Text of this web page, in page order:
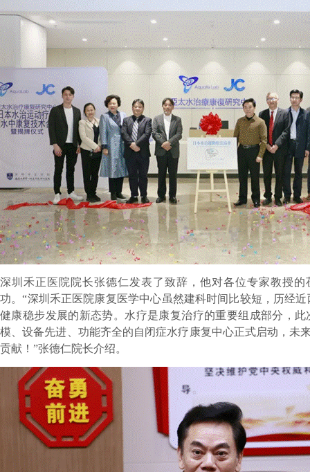
深圳禾正医院院长张德仁发表了致辞，他对各位专家教授
功。“深圳禾正医院康复医学中心虽然建科时间比较短，历经
健康稳步发展的新态势。水疗是康复治疗的重要组成部分，
模、设备先进、功能齐全的自闭症水疗康复中心正式启动，未
贡献！”张德仁院长介绍。